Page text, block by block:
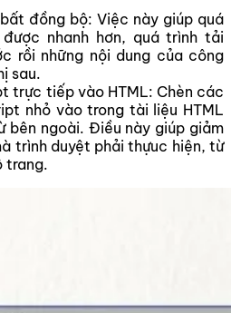
đồng bộ: Việc này giúp quá
nhanh hơn, quá trình tải
rồi những nội dung của công
sau.
trực tiếp vào HTML: Chèn các
nhỏ vào trong tài liệu HTML
bên ngoài. Điều này giúp giảm
trình duyệt phải thựuc hiện, từ
trang.